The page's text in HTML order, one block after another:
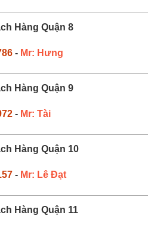
Hàng Quận 8
- Mr: Hưng
Hàng Quận 9
- Mr: Tài
Hàng Quận 10
- Mr: Lê Đạt
Hàng Quận 11